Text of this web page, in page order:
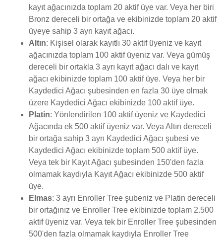
kayıt ağacınızda toplam 20 aktif üye var. Veya her biri
Bronz dereceli bir ortağa ve ekibinizde toplam 20 aktif
üyeye sahip 3 ayrı kayıt ağacı.
Altın: Kişisel olarak kayıtlı 30 aktif üyeniz ve kayıt
ağacınızda toplam 100 aktif üyeniz var. Veya gümüş
dereceli bir ortakla 3 ayrı kayıt ağacı dalı ve kayıt
ağacı ekibinizde toplam 100 aktif üye. Veya her bir
Kaydedici Ağacı şubesinden en fazla 30 üye olmak
üzere Kaydedici Ağacı ekibinizde 100 aktif üye.
Platin: Yönlendirilen 100 aktif üyeniz ve Kaydedici
Ağacında ek 500 aktif üyeniz var. Veya Altın dereceli
bir ortağa sahip 3 ayrı Kaydedici Ağacı şubesi ve
Kaydedici Ağacı ekibinizde toplam 500 aktif üye.
Veya tek bir Kayıt Ağacı şubesinden 150'den fazla
olmamak kaydıyla Kayıt Ağacı ekibinizde 500 aktif
üye.
Elmas: 3 ayrı Enroller Tree şubeniz ve Platin dereceli
bir ortağınız ve Enroller Tree ekibinizde toplam 2.500
aktif üyeniz var. Veya tek bir Enroller Tree şubesinden
500'den fazla olmamak kaydıyla Enroller Tree